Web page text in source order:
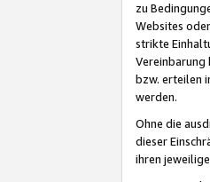
zu
Websites
strikte
Vereinbarung
bzw. erteilen
werden.
Ohne die
dieser
ihren